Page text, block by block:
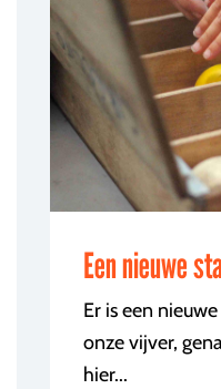
Een nieuwe
Er is een
onze vijver,
hier...